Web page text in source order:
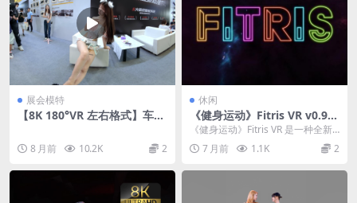
展会模特
【8K 180°VR 左右格式】车展
show models
8 月前 10.2K 2
休闲
《健身运动》Fitris VR v0.9.1
42
《健身运动》Fitris VR 是一种全新
的健身体验，既能锻炼你的身体，
也能挑战...
7 月前 1.1K 2